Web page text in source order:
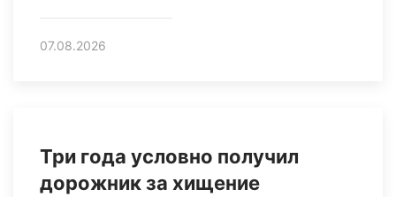
07.08.2026
Три года условно получил
дорожник за хищение